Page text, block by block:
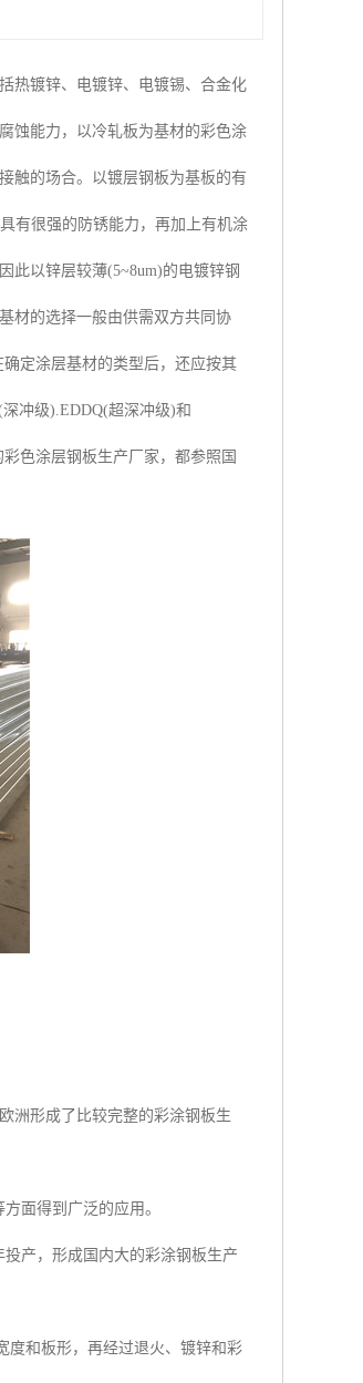
热镀锌、电镀锌、电镀锡、合金化
蚀能力，以冷轧板为基材的彩色涂
触的场合。以镀层钢板为基板的有
有很强的防锈能力，再加上有机涂
此以锌层较薄(5~8um)的电镀锌钢
材的选择一般由供需双方共同协
定涂层基材的类型后，还应按其
冲级).EDDQ(超深冲级)和
色涂层钢板生产厂家，都参照国
洲形成了比较完整的彩涂钢板生
面得到广泛的应用。
产，形成国内大的彩涂钢板生产
和板形，再经过退火、镀锌和彩